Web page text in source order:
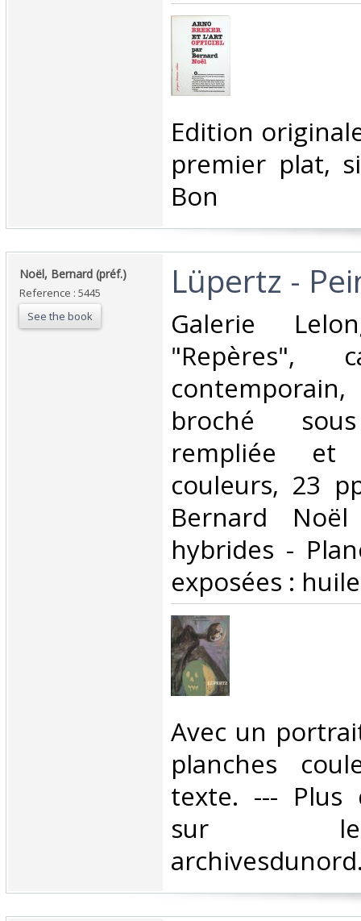
‎Edition
premier plat,
Bon ‎
‎Noël, Bernard (préf.)‎
Reference : 5445
See the book
‎Lüpertz -
‎Galerie
"Repères",
broché
rempliée et
couleurs, 23
Bernard
hybrides -
exposées :
‎Avec un
planches
texte. --- Plus
sur